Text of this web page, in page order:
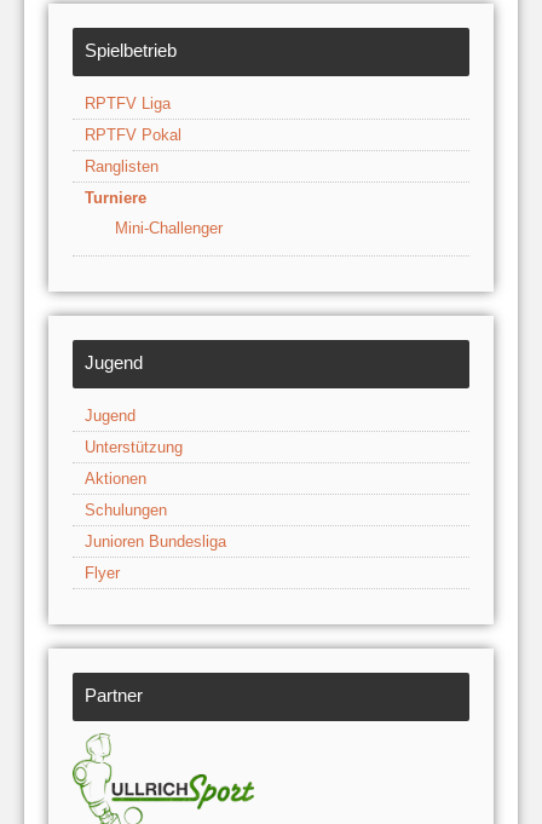
Spielbetrieb
RPTFV Liga
RPTFV Pokal
Ranglisten
Turniere
Mini-Challenger
Jugend
Jugend
Unterstützung
Aktionen
Schulungen
Junioren Bundesliga
Flyer
Partner